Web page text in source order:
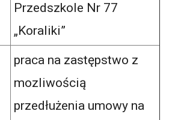
Przedszkole Nr 77
„Koraliki”
praca na zastępstwo z
mozliwością
przedłużenia umowy na